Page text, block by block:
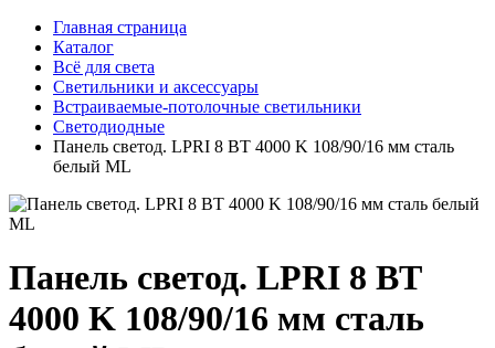
Главная страница
Каталог
Всё для света
Светильники и аксессуары
Встраиваемые-потолочные светильники
Светодиодные
Панель светод. LPRI 8 ВТ 4000 K 108/90/16 мм сталь
белый ML
Панель светод. LPRI 8 ВТ
4000 K 108/90/16 мм сталь